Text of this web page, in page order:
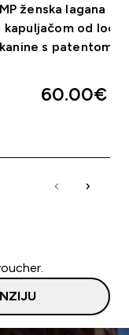
MP ženska lagana
kapuljačom od
s patentom -
60.00€‎